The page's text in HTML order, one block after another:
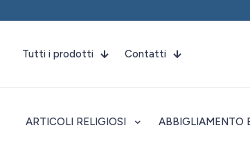
Tutti i prodotti Contatti
ARTICOLI RELIGIOSI ABBIGLIAMENTO